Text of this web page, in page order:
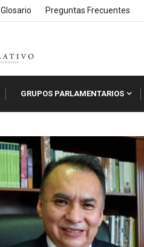
Glosario Preguntas Frecuentes
GRUPOS PARLAMENTARIOS